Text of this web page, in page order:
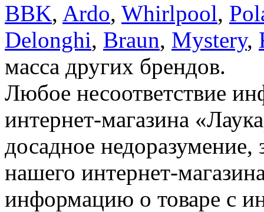
BBK, Ardo, Whirlpool,
Delonghi, Braun, Mystery,
масса других брендов.
Любое несоответствие
интернет-магазина
досадное недоразумение,
нашего интернет-
информацию о товаре с